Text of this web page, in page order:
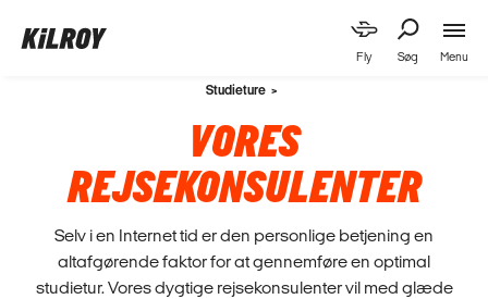
Fly Søg Menu
Studieture
VORES
REJSEKONSULENTER
Selv i en Internet tid er den personlige betjening en
altafgørende faktor for at gennemføre en optimal
studietur. Vores dygtige rejsekonsulenter vil med glæde